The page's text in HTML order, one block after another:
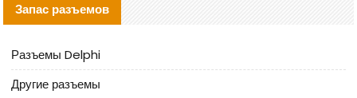
Запас разъемов
Разъемы Delphi
Другие разъемы